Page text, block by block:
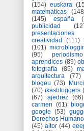
(154) euskara
matemáticas
(145)
españa
publicidad
presentaciones
creatividad
(111)
(101)
(95)
periodismo
aprendices (89)
fotografía (85)
arquitectura
(77)
blogeu (73)
(70) ikasbloggers
(67)
ajedrez (66)
carmen (61)
google (53)
Derechos
(45) aitor (44)